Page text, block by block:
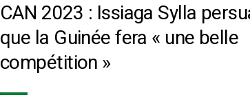
CAN 2023 : Issiaga Sylla
que la Guinée fera « une belle
compétition »